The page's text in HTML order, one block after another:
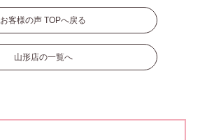
お客様の声 TOPへ戻る
山形店の一覧へ